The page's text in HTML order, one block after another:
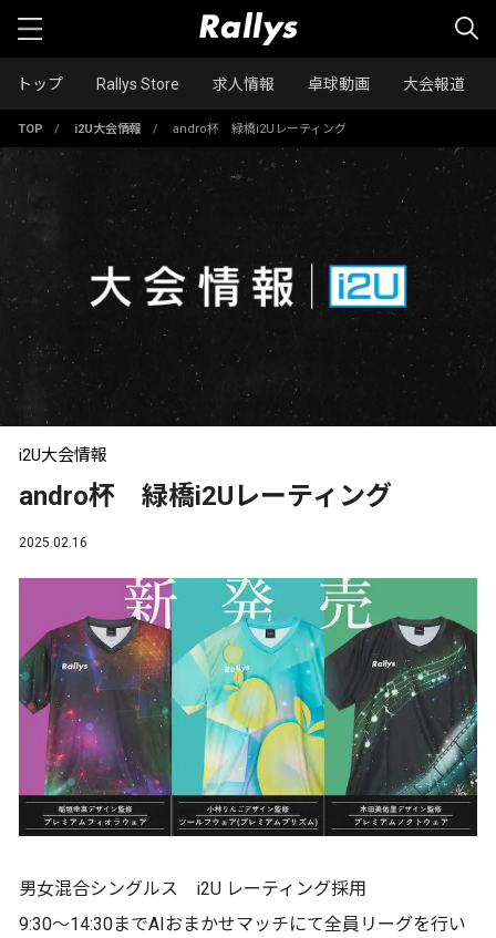
トップ Rallys Store 求人情報 卓球動画 大会報道
TOP / i2U大会情報 / andro杯 緑橋i2Uレーティング
i2U大会情報
andro杯 緑橋i2Uレーティング
2025.02.16
男女混合シングルス i2U レーティング採用
9:30～14:30までAIおまかせマッチにて全員リーグを行い